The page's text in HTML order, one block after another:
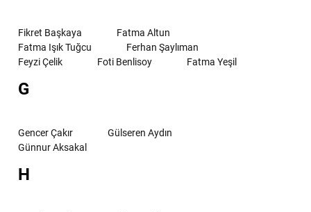
Fikret Başkaya
Fatma Altun
Fatma Işık Tuğcu
Ferhan Şaylıman
Feyzi Çelik
Foti Benlisoy Fatma Yeşil
G
Gencer Çakır
Gülseren Aydın
Günnur Aksakal
H